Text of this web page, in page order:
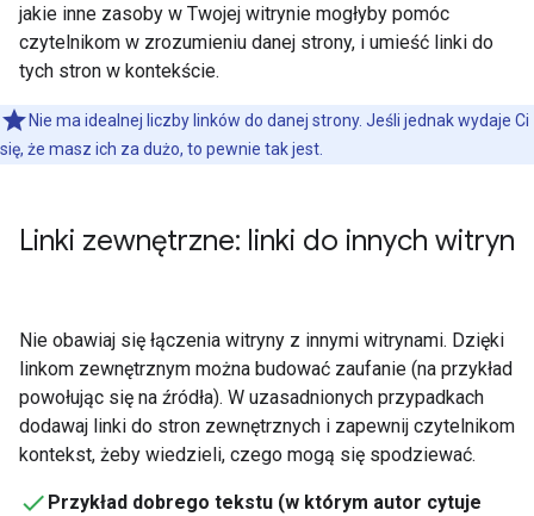
jakie inne zasoby w Twojej witrynie mogłyby pomóc
czytelnikom w zrozumieniu danej strony, i umieść linki do
tych stron w kontekście.
Nie ma idealnej liczby linków do danej strony. Jeśli jednak wydaje Ci
się, że masz ich za dużo, to pewnie tak jest.
Linki zewnętrzne: linki do innych witryn
Nie obawiaj się łączenia witryny z innymi witrynami. Dzięki
linkom zewnętrznym można budować zaufanie (na przykład
powołując się na źródła). W uzasadnionych przypadkach
dodawaj linki do stron zewnętrznych i zapewnij czytelnikom
kontekst, żeby wiedzieli, czego mogą się spodziewać.
Przykład dobrego tekstu (w którym autor cytuje